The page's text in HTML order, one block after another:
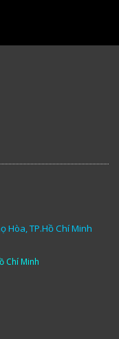
Hòa, TP.Hồ Chí Minh
Chí Minh